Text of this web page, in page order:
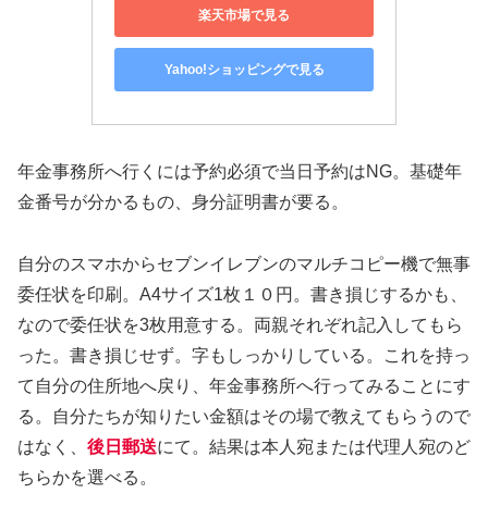
楽天市場で見る
Yahoo!ショッピングで見る
年金事務所へ行くには予約必須で当日予約はNG。基礎年
金番号が分かるもの、身分証明書が要る。
自分のスマホからセブンイレブンのマルチコピー機で無事
委任状を印刷。A4サイズ1枚１０円。書き損じするかも、
なので委任状を3枚用意する。両親それぞれ記入してもら
った。書き損じせず。字もしっかりしている。これを持っ
て自分の住所地へ戻り、年金事務所へ行ってみることにす
る。自分たちが知りたい金額はその場で教えてもらうので
はなく、 後日郵送にて。結果は本人宛または代理人宛のど
ちらかを選べる。